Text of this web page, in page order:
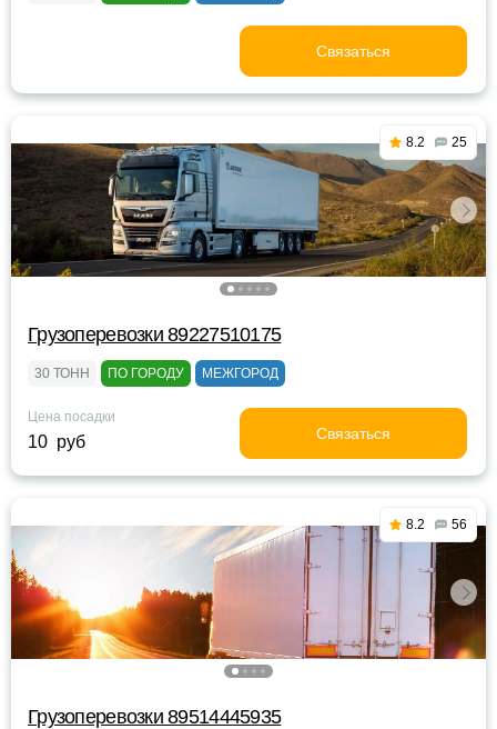
Связаться
8.2 25
Грузоперевозки 89227510175
30 ТОНН ПО ГОРОДУ МЕЖГОРОД
Цена посадки
10 руб Связаться
8.2 56
Грузоперевозки 89514445935